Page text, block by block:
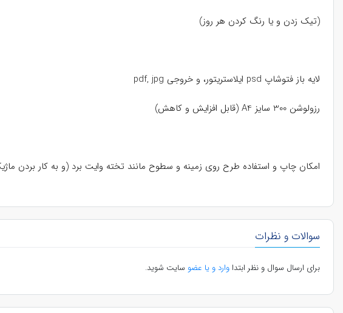
(تیک زدن و یا رنگ کردن هر روز)
لایه باز فتوشاپ psd ایلاستریتور، و خروجی pdf, jpg
رزولوشن 300 سایز A4 (قابل افزایش و کاهش)
امکان چاپ و استفاده طرح روی زمینه و سطوح مانند تخته وایت برد (و به کار بردن
سوالات و نظرات
برای ارسال سوال و نظر ابتداوارد و یا عضو سایت شوید.